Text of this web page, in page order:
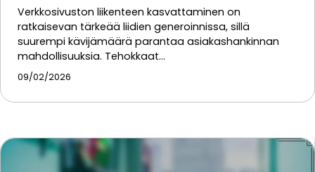
Verkkosivuston liikenteen kasvattaminen on
ratkaisevan tärkeää liidien generoinnissa, sillä
suurempi kävijämäärä parantaa asiakashankinnan
mahdollisuuksia. Tehokkaat…
09/02/2026